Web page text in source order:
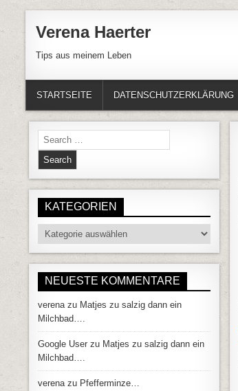
Verena Haerter
Tips aus meinem Leben
STARTSEITE DATENSCHUTZERKLÄRUNG
Search for:
KATEGORIEN
Kategorien
NEUESTE KOMMENTARE
verenazu Matjes zu salzig dann ein
Milchbad….
Google User zu Matjes zu salzig dann ein
Milchbad….
verenazu Pfefferminze…